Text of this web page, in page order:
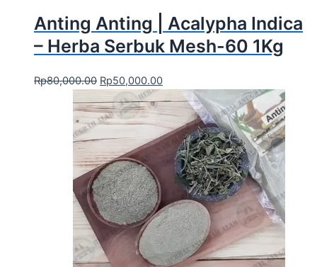
Anting Anting | Acalypha Indica
– Herba Serbuk Mesh-60 1Kg
Rp80,000.00 Rp50,000.00